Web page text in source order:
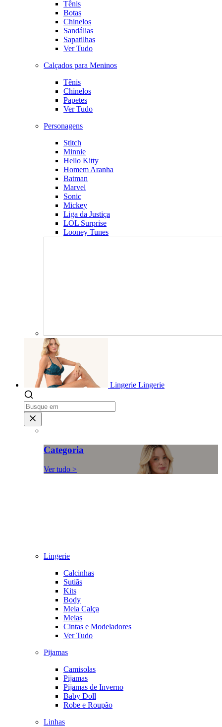
Tênis
Botas
Chinelos
Sandálias
Sapatilhas
Ver Tudo
Calçados para Meninos
Tênis
Chinelos
Papetes
Ver Tudo
Personagens
Stitch
Minnie
Hello Kitty
Homem Aranha
Batman
Marvel
Sonic
Mickey
Liga da Justiça
LOL Surprise
Looney Tunes
Lingerie Lingerie
Categoria
Ver tudo >
Lingerie
Calcinhas
Sutiãs
Kits
Body
Meia Calça
Meias
Cintas e Modeladores
Ver Tudo
Pijamas
Camisolas
Pijamas
Pijamas de Inverno
Baby Doll
Robe e Roupão
Linhas